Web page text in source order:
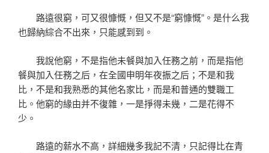
路遠很窮，可又很慷慨，但又不是“窮慷慨”。是什么我
也歸納綜合不出來，只能感到到。
我說他窮，不是指他未餐與加入任務之前，而是指他
餐與加入任務之后，在全國申明年夜振之后；不是和我
比，不是和我熟悉的其他名家比，而是和普通的雙職工
比。他窮的緣由并不復雜，一是掙得未幾，二是花得不
少。
路遠的薪水不高，詳細幾多我記不清，只記得比在青